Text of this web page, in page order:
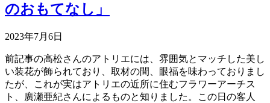
のおもてなし」
2023年7月6日
前記事の高松さんのアトリエには、雰囲気とマッチした美し
い装花が飾られており、取材の間、眼福を味わっておりまし
たが、これが実はアトリエの近所に住むフラワーアーチス
ト、廣瀬亜紀さんによるものと知りました。この日の客人